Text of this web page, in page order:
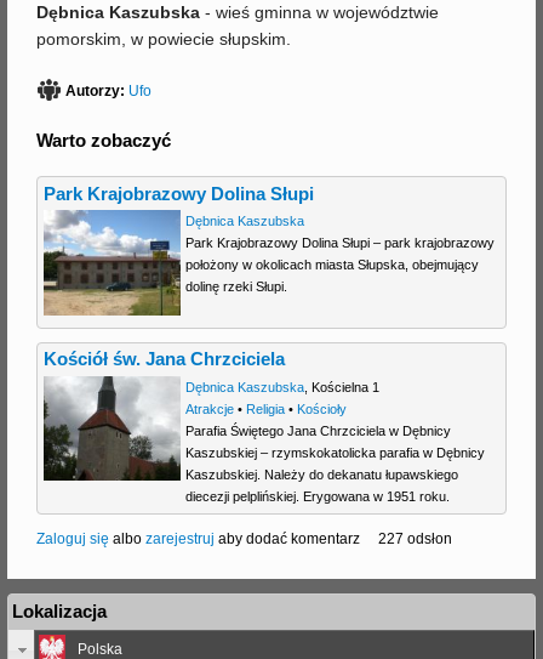
Dębnica Kaszubska - wieś gminna w województwie
pomorskim, w powiecie słupskim.
Autorzy: Ufo
Warto zobaczyć
Park Krajobrazowy Dolina Słupi
Dębnica Kaszubska
Park Krajobrazowy Dolina Słupi – park krajobrazowy
położony w okolicach miasta Słupska, obejmujący
dolinę rzeki Słupi.
Kościół św. Jana Chrzciciela
Dębnica Kaszubska, Kościelna 1
Atrakcje• Religia• Kościoły
Parafia Świętego Jana Chrzciciela w Dębnicy
Kaszubskiej – rzymskokatolicka parafia w Dębnicy
Kaszubskiej. Należy do dekanatu łupawskiego
diecezji pelplińskiej. Erygowana w 1951 roku.
Zaloguj się albo zarejestruj aby dodać komentarz 227 odsłon
Lokalizacja
Polska